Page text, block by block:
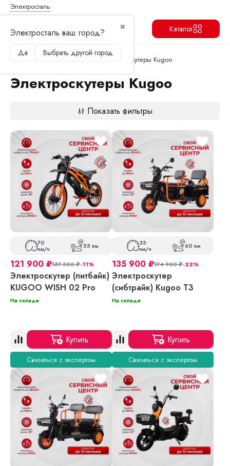
Электросталь
✖
Электросталь ваш город?
Да Выбрать другой город
Каталог
Главная Электроскутеры Электроскутеры Kugoo
Электроскутеры Kugoo
Показать фильтры
70
км/ч 55 км
121 900 ₽137 500₽-11%
Электроскутер (питбайк)
KUGOO WISH 02 Pro
На складе
Купить
Связаться с экспертом
35
км/ч 60 км
135 900 ₽174 900₽-22%
Электроскутер
(сибтрайк) Kugoo T3
На складе
Купить
Связаться с экспертом
Продолжить Перейти в корзину